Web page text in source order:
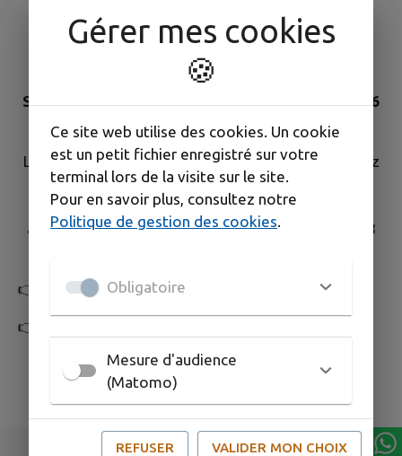
Séance du Conseil communautaire - 25 Juin 2026
à Cabannes
La séance du conseil est publique. Si vous souhaitez
y assister, nous vous invitons à nous rejoindre
le jeudi 25 Juin 2026 à 19h00
au Centre Socio-Culturel Gabriel Chaine, Place du 8
👉 Consultez et téléchargez la convocation.
👉
Gérer mes cookies
🍪
Ce site web utilise des cookies. Un cookie
est un petit fichier enregistré sur votre
terminal lors de la visite sur le site.
Pour en savoir plus, consultez notre
Politique de gestion des cookies
Obligatoire
Mesure d'audience
(Matomo)
REFUSER VALIDER MON CHOIX